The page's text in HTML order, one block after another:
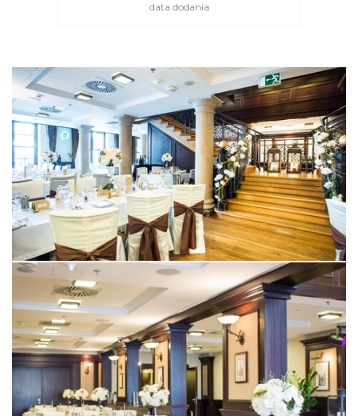
data dodania